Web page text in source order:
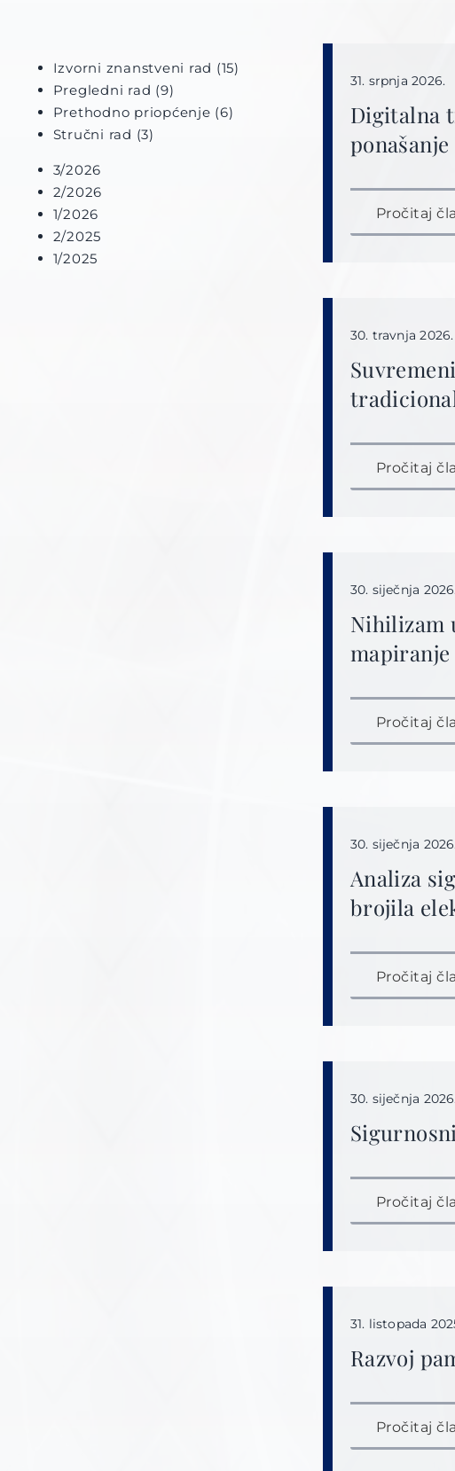
Izvorni znanstveni rad (15)
Pregledni rad (9)
Prethodno priopćenje (6)
Stručni rad (3)
3/2026
2/2026
1/2026
2/2025
1/2025
31. srpnja 2026.
Digitalna
Pročitaj
30. travnja 2026.
Pročitaj
30. siječnja
Nihilizam
mapiranje
Pročitaj
30. siječnja
Analiza
brojila
Pročitaj
30. siječnja
Pročitaj
31. listopada
Razvoj
Pročitaj